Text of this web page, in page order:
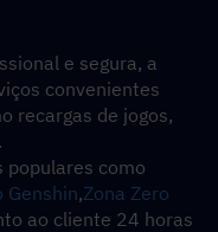
e segura, a
convenientes
recargas de jogos,
Genshin,Zona Zero
ao cliente 24 horas